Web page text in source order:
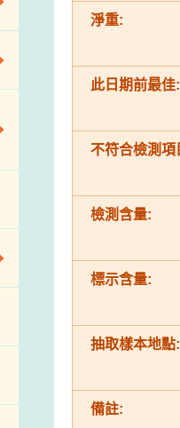
淨重:
此日期前最佳:
不符合檢測項
檢測含量:
標示含量:
抽取樣本地點:
備註: